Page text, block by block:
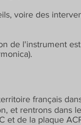
voire des
de l'instrument
français
et rentrons dans
et de la plaque